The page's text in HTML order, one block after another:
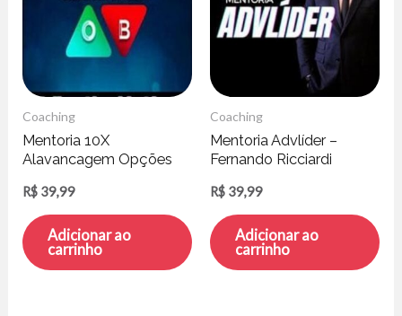
Coaching
Mentoria 10X
Alavancagem Opções
R$ 39,99
Adicionar ao
carrinho
Coaching
Mentoria Advlíder –
Fernando Ricciardi
R$ 39,99
Adicionar ao
carrinho